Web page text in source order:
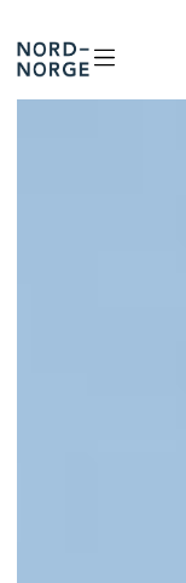
Nord-
Norge